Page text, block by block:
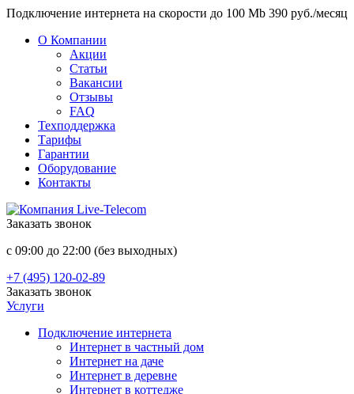
Подключение интернета на скорости до 100 Mb 390 руб./месяц
О Компании
Акции
Статьи
Вакансии
Отзывы
FAQ
Техподдержка
Тарифы
Гарантии
Оборудование
Контакты
Заказать звонок
с 09:00 до 22:00 (без выходных)
+7 (495) 120-02-89
Заказать звонок
Услуги
Подключение интернета
Интернет в частный дом
Интернет на даче
Интернет в деревне
Интернет в коттедже